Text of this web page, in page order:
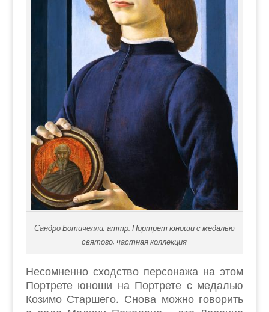
Сандро Ботичелли, аттр. Портрет юноши с медалью
святого, частная коллекция
Несомненно сходство персонажа на этом
Портрете юноши на Портрете с медалью
Козимо Старшего. Снова можно говорить